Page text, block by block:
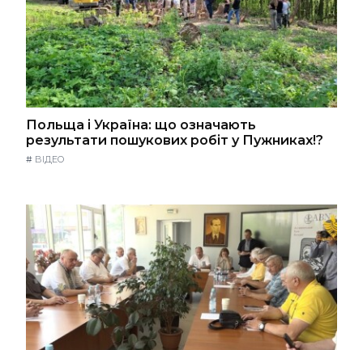
Польща і Україна: що означають
результати пошукових робіт у Пужниках!?
# ВІДЕО